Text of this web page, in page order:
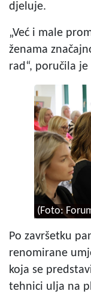
djeluje.
„Već i male
ženama
rad“, poručila je
(Foto:
Po završetku
renomirane
koja se
tehnici ulja na